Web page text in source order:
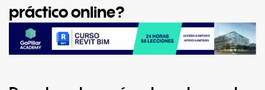
práctico online?